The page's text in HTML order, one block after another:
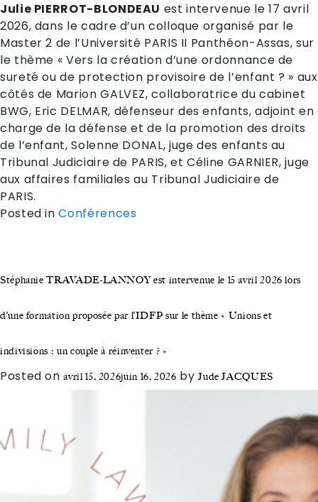
Julie PIERROT-BLONDEAU est intervenue le 17 avril
2026, dans le cadre d’un colloque organisé par le
Master 2 de l’Université PARIS II Panthéon-Assas, sur
le thème « Vers la création d’une ordonnance de
sureté ou de protection provisoire de l’enfant ? » aux
côtés de Marion GALVEZ, collaboratrice du cabinet
BWG, Eric DELMAR, défenseur des enfants, adjoint en
charge de la défense et de la promotion des droits
de l’enfant, Solenne DONAL, juge des enfants au
Tribunal Judiciaire de PARIS, et Céline GARNIER, juge
aux affaires familiales au Tribunal Judiciaire de
PARIS.
Posted inConférences
Stéphanie TRAVADE-LANNOY est intervenue le 15 avril 2026 lors
d’une formation proposée par l’IDFP sur le thème « Unions et
indivisions : un couple à réinventer ? »
Posted onavril 15, 2026juin 16, 2026 byJude JACQUES